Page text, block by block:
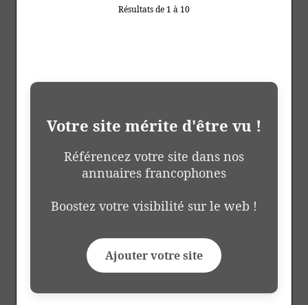
Résultats de 1 à 10
Votre site mérite d'être vu !
Référencez votre site dans nos
annuaires francophones
Boostez votre visibilité sur le web !
Ajouter votre site